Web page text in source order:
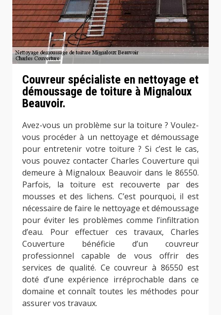
Couvreur spécialiste en nettoyage et
démoussage de toiture à Mignaloux
Beauvoir.
Avez-vous un problème sur la toiture ? Voulez-
vous procéder à un nettoyage et démoussage
pour entretenir votre toiture ? Si c’est le cas,
vous pouvez contacter Charles Couverture qui
demeure à Mignaloux Beauvoir dans le 86550.
Parfois, la toiture est recouverte par des
mousses et des lichens. C’est pourquoi, il est
nécessaire de faire le nettoyage et démoussage
pour éviter les problèmes comme l’infiltration
d’eau. Pour effectuer ces travaux, Charles
Couverture bénéficie d’un couvreur
professionnel capable de vous offrir des
services de qualité. Ce couvreur à 86550 est
doté d’une expérience irréprochable dans ce
domaine et connaît toutes les méthodes pour
assurer vos travaux.